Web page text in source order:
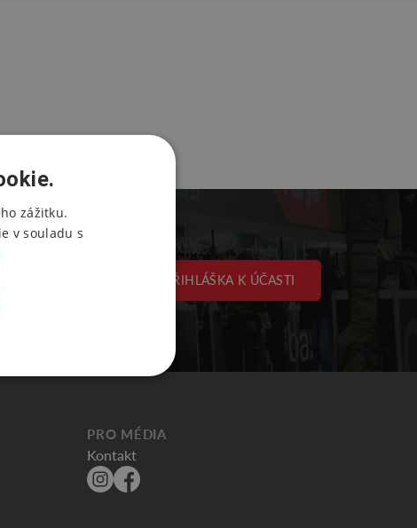
PŘIHLÁŠKA K ÚČASTI
PRO MÉDIA
Kontakt
zážitku.
v souladu s